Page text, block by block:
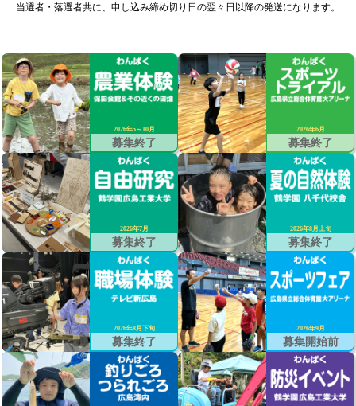
当選者・落選者共に、申し込み締め切り日の翌々日以降の発送になります。
2026年5～10月
募集終了
2026年6月
募集終了
2026年7月
募集終了
2026年8月上旬
募集終了
2026年8月下旬
募集終了
2026年9月
募集開始前